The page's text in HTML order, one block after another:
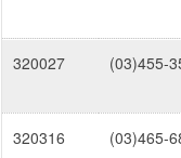
320027 (03)455-
320316 (03)465-